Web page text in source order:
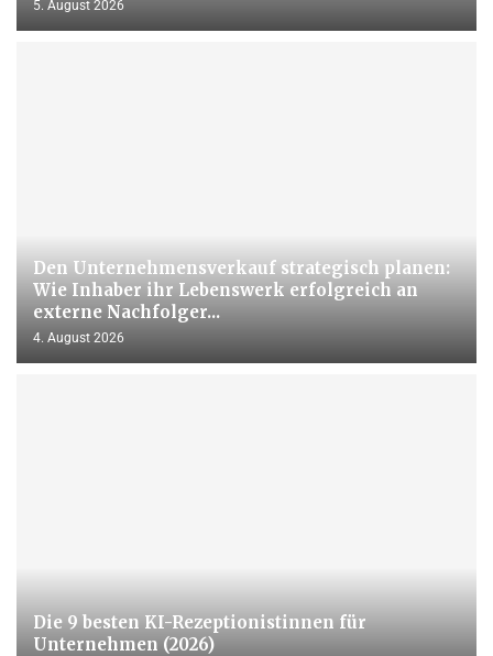
5. August 2026
Den Unternehmensverkauf strategisch planen:
Wie Inhaber ihr Lebenswerk erfolgreich an
externe Nachfolger...
4. August 2026
Die 9 besten KI-Rezeptionistinnen für
Unternehmen (2026)